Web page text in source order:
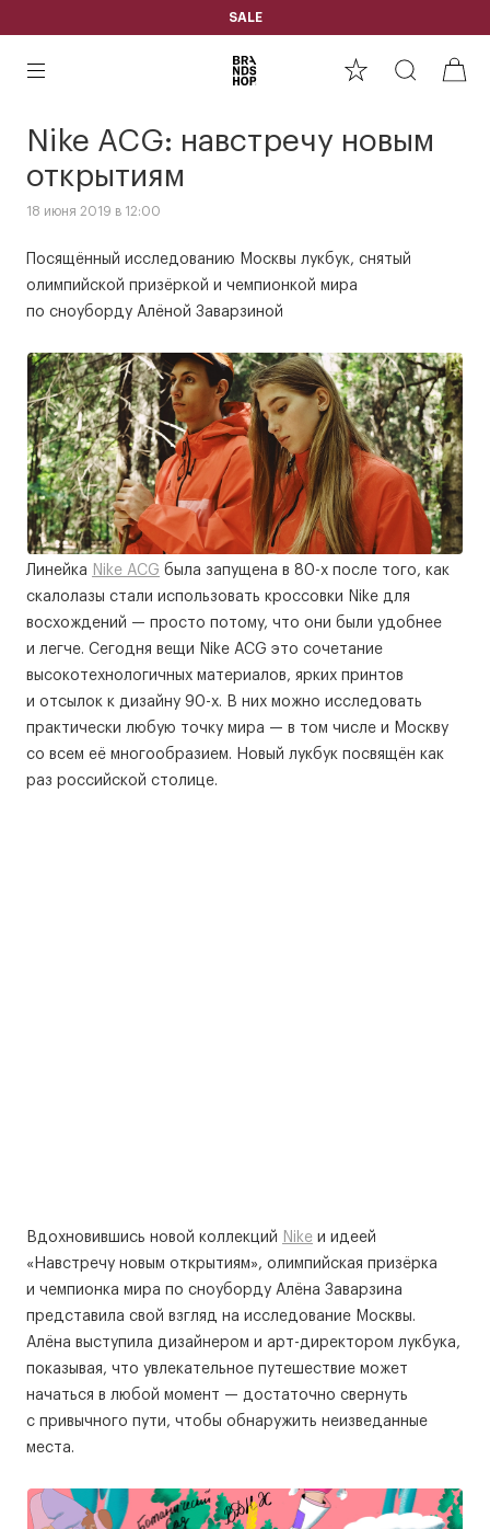
SALE
Nike ACG: навстречу новым
открытиям
18 июня 2019 в 12:00
Посящённый исследованию Москвы лукбук, снятый
олимпийской призёркой и чемпионкой мира
по сноуборду Алёной Заварзиной
Линейка Nike ACG была запущена в 80-х после того, как
скалолазы стали использовать кроссовки Nike для
восхождений — просто потому, что они были удобнее
и легче. Сегодня вещи Nike ACG это сочетание
высокотехнологичных материалов, ярких принтов
и отсылок к дизайну 90-х. В них можно исследовать
практически любую точку мира — в том числе и Москву
со всем её многообразием. Новый лукбук посвящён как
раз российской столице.
Вдохновившись новой коллекций Nike и идеей
«Навстречу новым открытиям», олимпийская призёрка
и чемпионка мира по сноуборду Алёна Заварзина
представила свой взгляд на исследование Москвы.
Алёна выступила дизайнером и арт-директором лукбука,
показывая, что увлекательное путешествие может
начаться в любой момент — достаточно свернуть
с привычного пути, чтобы обнаружить неизведанные
места.